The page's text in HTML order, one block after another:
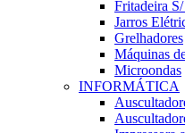
Fritadeira
Jarros
Grelhadores
Máquinas
Microondas
INFORMÁTICA